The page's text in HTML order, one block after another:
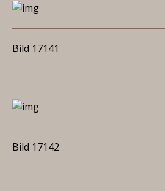
Bild 17141
Bild 17142